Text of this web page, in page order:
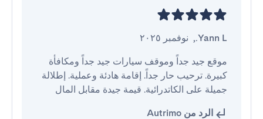
Yann L.
, نوفمبر ٢٠٢٥
جميلة على الكاتدرائية. قيمة جيدة مقابل المال
الرد من Autrimo